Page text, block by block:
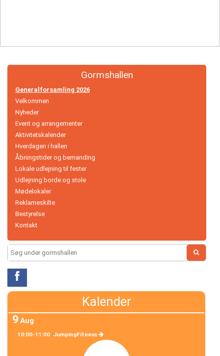
i
dagtimerne
Løb
Motionscykling
Orienteringsløb
og
ski
Padel
tennis
Petanque
Projekt
Gormshallen
Senioridræt
Skydning
Tennis
Gormshallen
Generalforsamling 2026
Velkommen
Nyheder
Event og arrangementer
Aktivitetskalender
Hverdagen i hallen
Åbningstider og bemanding
Lokale udlejning til fester
Udlejning borde og stole
Mødelokaler
Reklameskilte
Bestyrelse
Kontakt
Search
for:
Kalender
9 Aug
10:00-11:00 JumpingFitness